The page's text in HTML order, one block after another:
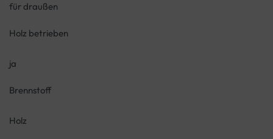
für draußen
Holz betrieben
ja
Brennstoff
Holz